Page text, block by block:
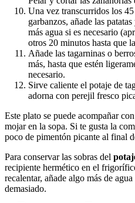
Una vez transcurridos los
garbanzos, añade las
más agua si es necesario
otros 20 minutos hasta que
Añade las tagarninas o
más, hasta que estén
necesario.
Sirve caliente el potaje de
adorna con perejil fresco
Este plato se puede acompañar
mojar en la sopa. Si te gusta la
poco de pimentón picante al final
Para conservar las sobras del
recipiente hermético en el
recalentar, añade algo más de
demasiado.